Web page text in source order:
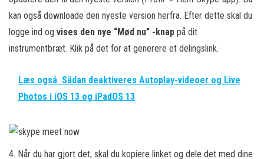
kan også downloade den nyeste version herfra. Efter dette skal du
logge ind og vises den nye “Mød nu” -knap på dit
instrumentbræt. Klik på det for at generere et delingslink.
Læs også Sådan deaktiveres Autoplay-videoer og Live
Photos i iOS 13 og iPadOS 13
4. Når du har gjort det, skal du kopiere linket og dele det med dine